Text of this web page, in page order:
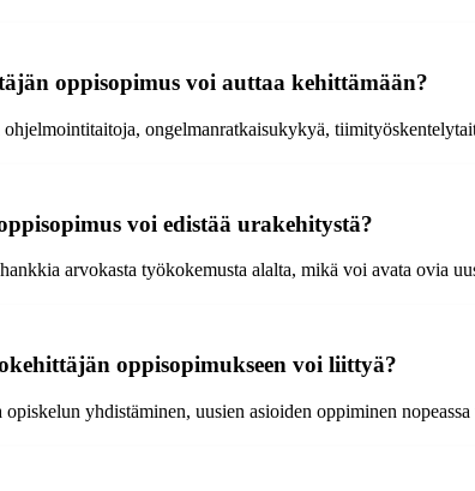
oppisopimus voi auttaa kehittämään?
ongelmanratkaisukykyä,
voi edistää urakehitystä?
arvokasta työkokemusta alalta, mikä voi avata ovia
oppisopimukseen voi liittyä?
yhdistäminen, uusien asioiden oppiminen